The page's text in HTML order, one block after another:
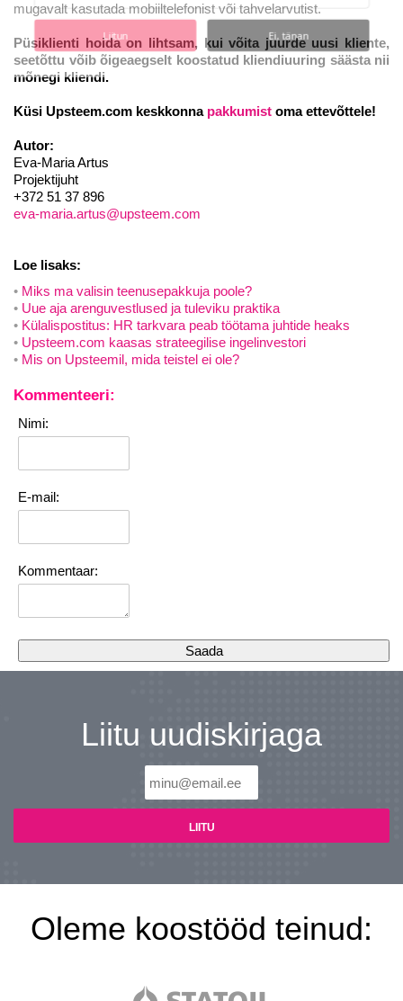
mugavalt kasutada mobiiltelefonist või tahvelarvutist.
Püsiklienti hoida on lihtsam, kui võita juurde uusi kliente,
seetõttu võib õigeaegselt koostatud kliendiuuring säästa nii
mõnegi kliendi.
Küsi Upsteem.com keskkonna pakkumist oma ettevõttele!
Autor:
Eva-Maria Artus
Projektijuht
+372 51 37 896
eva-maria.artus@upsteem.com
Loe lisaks:
Miks ma valisin teenusepakkuja poole?
Uue aja arenguvestlused ja tuleviku praktika
Külalispostitus: HR tarkvara peab töötama juhtide heaks
Upsteem.com kaasas strateegilise ingelinvestori
Mis on Upsteemil, mida teistel ei ole?
Kommenteeri:
Nimi:
E-mail:
Kommentaar:
Liitu uudiskirjaga
Oleme koostööd teinud:
Ei, tänan
Liitun